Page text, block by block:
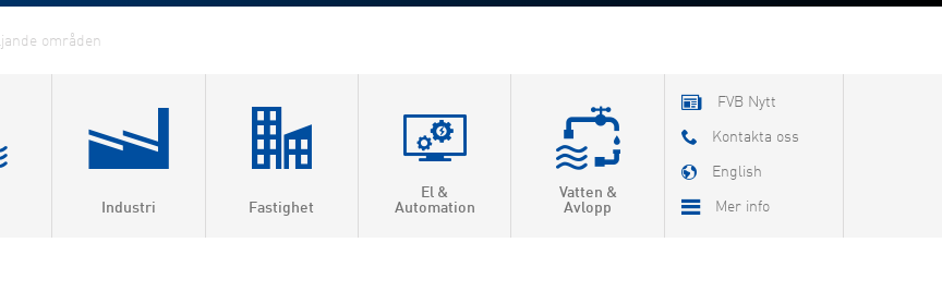
Industri Fastighet
El &
Automation
Vatten &
Avlopp
FVB Nytt
Kontakta oss
English
Mer info